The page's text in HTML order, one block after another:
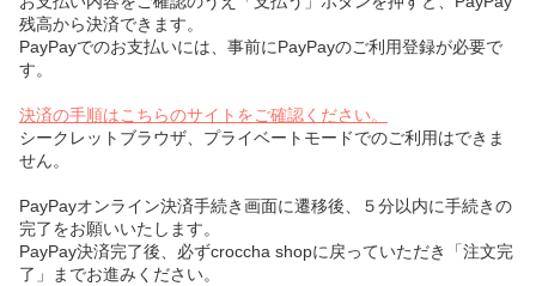
残高から決済できます。
PayPayでのお支払いには、事前にPayPayのご利用登録が必要で
す。
決済の手順はこちらのサイトをご確認ください。
シークレットブラウザ、プライベートモードでのご利用はできま
せん。
PayPayオンライン決済手続き画面に遷移後、５分以内に手続きの
完了をお願いいたします。
PayPay決済完了後、必ずcroccha shopに戻っていただき「注文完
了」までお進みください。